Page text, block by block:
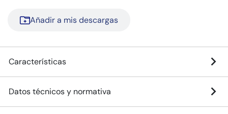
Añadir a mis descargas
Características
Datos técnicos y normativa